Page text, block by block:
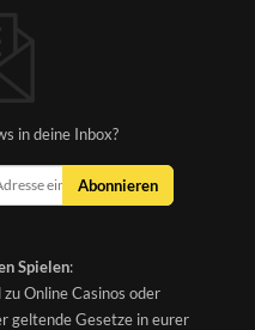
in deine Inbox?
Abonnieren
Spielen:
Online Casinos oder
geltende Gesetze in eurer